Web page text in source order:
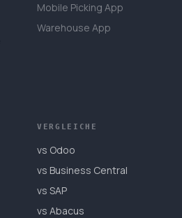
Mobile Picking App
Warehouse App
VERGLEICHE
vs Odoo
vs Business Central
vs SAP
vs Abacus